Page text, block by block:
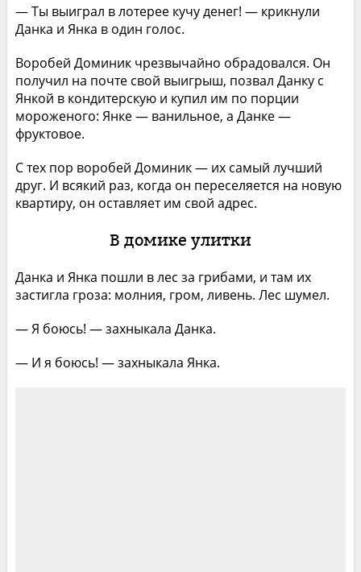
— Ты выиграл в лотерее кучу денег! — крикнули
Данка и Янка в один голос.
Воробей Доминик чрезвычайно обрадовался. Он
по­лучил на почте свой выигрыш, позвал Данку с
Янкой в кондитерскую и купил им по порции
мороженого: Янке — ванильное, а Данке —
фруктовое.
С тех пор воробей Доминик — их самый лучший
друг. И всякий раз, когда он переселяется на новую
квартиру, он оставляет им свой адрес.
В домике улитки
Данка и Янка пошли в лес за грибами, и там их
застигла гроза: молния, гром, ливень. Лес шумел.
— Я боюсь! — захныкала Данка.
— И я боюсь! — захныкала Янка.